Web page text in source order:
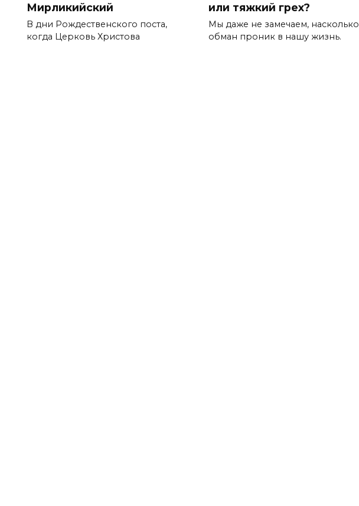
Мирликийский
В дни Рождественского поста,
когда Церковь Христова
или тяжкий грех?
Мы даже не замечаем, насколько
обман проник в нашу жизнь.